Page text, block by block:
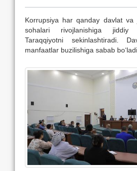
Korrupsiya har qanday davlat va
sohalari rivojlanishiga jiddiy
Taraqqiyotni sekinlashtiradi.
manfaatlar buzilishiga sabab bo‘ladi.